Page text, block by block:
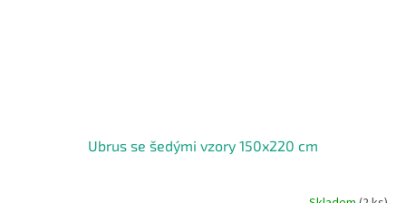
Ubrus se šedými vzory 150x220 cm